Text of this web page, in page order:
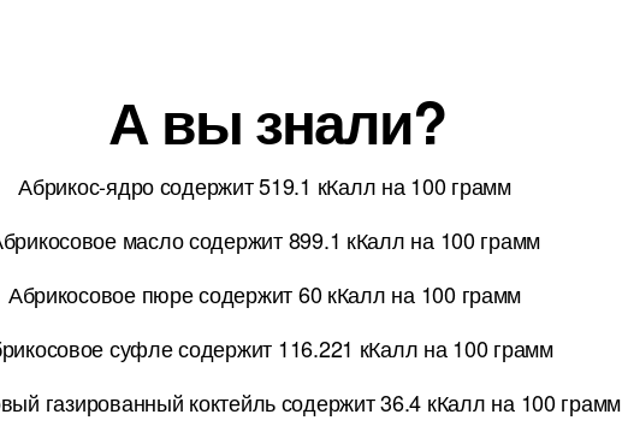
А вы знали?
Абрикос-ядро содержит 519.1 кКалл на 100 грамм
масло содержит 899.1 кКалл на 100 грамм
Абрикосовое пюре содержит 60 кКалл на 100 грамм
суфле содержит 116.221 кКалл на 100 грамм
газированный коктейль содержит 36.4 кКалл на 100 грамм